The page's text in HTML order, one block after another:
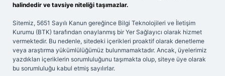
halindedir ve tavsiye niteliği taşımazlar.
Sitemiz, 5651 Sayılı Kanun gereğince Bilgi Teknolojileri ve İletişim
Kurumu (BTK) tarafından onaylanmış bir Yer Sağlayıcı olarak hizmet
vermektedir. Bu nedenle, sitedeki içerikleri proaktif olarak denetleme
veya araştırma yükümlülüğümüz bulunmamaktadır. Ancak, üyelerimiz
yazdıkları içeriklerin sorumluluğunu taşımakta olup, siteye üye olarak
bu sorumluluğu kabul etmiş sayılırlar.